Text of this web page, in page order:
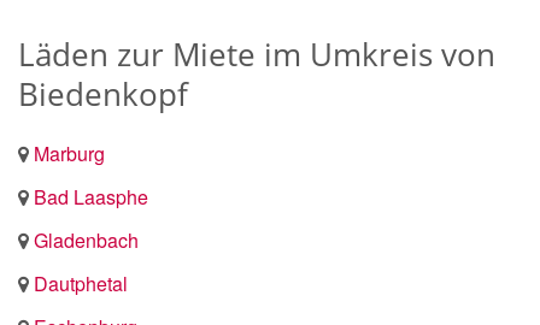
Läden zur Miete im Umkreis von
Biedenkopf
Marburg
Bad Laasphe
Gladenbach
Dautphetal